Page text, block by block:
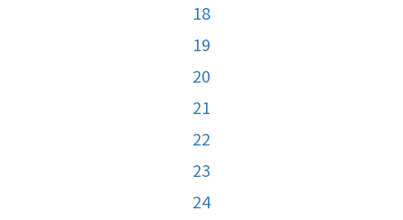
18
19
20
21
22
23
24